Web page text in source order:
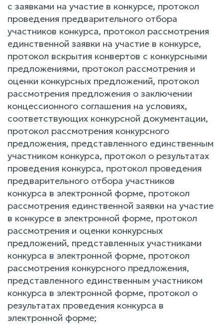
с заявками на участие в конкурсе, протокол
проведения предварительного отбора
участников конкурса, протокол рассмотрения
единственной заявки на участие в конкурсе,
протокол вскрытия конвертов с конкурсными
предложениями, протокол рассмотрения и
оценки конкурсных предложений, протокол
рассмотрения предложения о заключении
концессионного соглашения на условиях,
соответствующих конкурсной документации,
протокол рассмотрения конкурсного
предложения, представленного единственным
участником конкурса, протокол о результатах
проведения конкурса, протокол проведения
предварительного отбора участников
конкурса в электронной форме, протокол
рассмотрения единственной заявки на участие
в конкурсе в электронной форме, протокол
рассмотрения и оценки конкурсных
предложений, представленных участниками
конкурса в электронной форме, протокол
рассмотрения конкурсного предложения,
представленного единственным участником
конкурса в электронной форме, протокол о
результатах проведения конкурса в
электронной форме;